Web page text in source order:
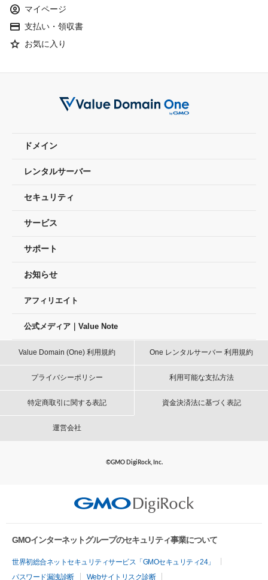
account_circle マイページ
credit_card 支払い・領収書
Star お気に入り
Value Domain (One) 利用規約 One レンタルサーバー 利用規約
プライバシーポリシー 利用可能な支払方法
特定商取引に関する表記 資金決済法に基づく表記
運営会社
ドメイン
レンタルサーバー
セキュリティ
サービス
サポート
お知らせ
アフィリエイト
公式メディア｜Value Note
©GMO DigiRock, Inc.
GMOインターネットグループのセキュリティ事業について
世界初総合ネットセキュリティサービス「GMOセキュリティ24」
パスワード漏洩診断
Webサイトリスク診断